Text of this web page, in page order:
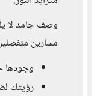
وصف جامد لا
مسارين
وجودها
رؤيتك